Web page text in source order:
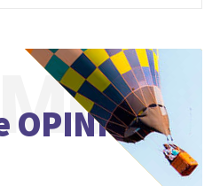
OPINIÓN